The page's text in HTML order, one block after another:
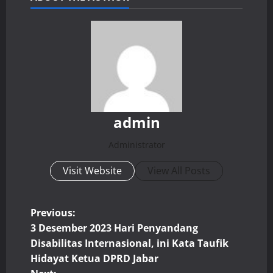
admin
Administrator
Visit Website View All Posts
P
o
Previous:
3 Desember 2023 Hari Penyandang
Disabilitas Internasional, ini Kata Taufik
Hidayat Ketua DPRD Jabar